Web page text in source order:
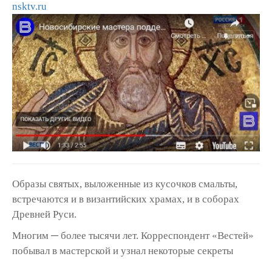
nsktv.ru
Образы святых, выложенные из кусочков смальты,
встречаются и в византийских храмах, и в соборах
Древней Руси.
Многим ─ более тысячи лет. Корреспондент «Вестей»
побывал в мастерской и узнал некоторые секреты